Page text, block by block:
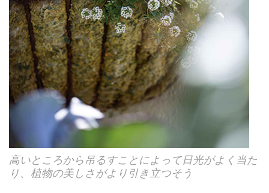
高いところから吊るすことによって日光がよく当た
り、植物の美しさがより引き立つそう